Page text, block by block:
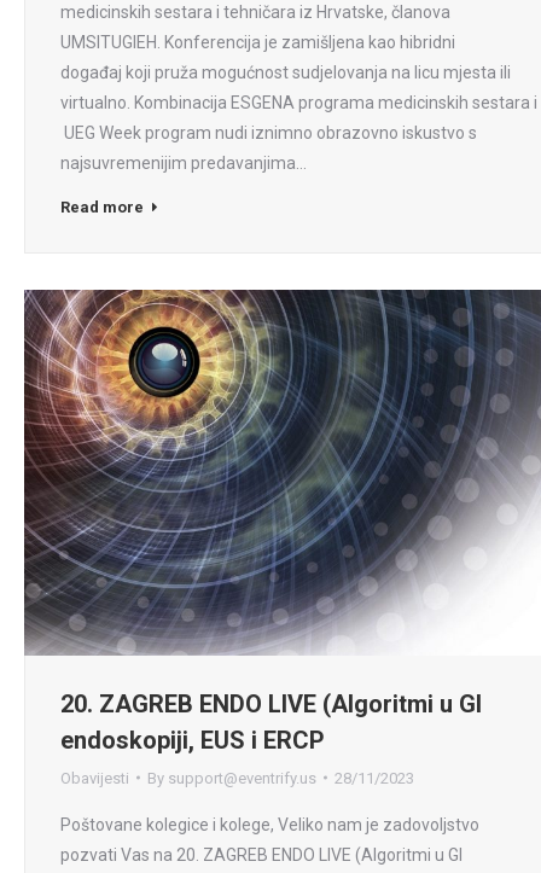
medicinskih sestara i tehničara iz Hrvatske, članova
UMSITUGIEH. Konferencija je zamišljena kao hibridni
događaj koji pruža mogućnost sudjelovanja na licu mjesta ili
virtualno. Kombinacija ESGENA programa medicinskih sestara i
UEG Week program nudi iznimno obrazovno iskustvo s
najsuvremenijim predavanjima…
Read more
20. ZAGREB ENDO LIVE (Algoritmi u GI
endoskopiji, EUS i ERCP
Obavijesti By support@eventrify.us 28/11/2023
Poštovane kolegice i kolege, Veliko nam je zadovoljstvo
pozvati Vas na 20. ZAGREB ENDO LIVE (Algoritmi u GI